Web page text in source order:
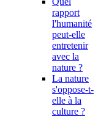
rapport
l'humanité
peut-elle
entretenir
avec la
nature ?
La nature
s'oppose-t-
elle à la
culture ?